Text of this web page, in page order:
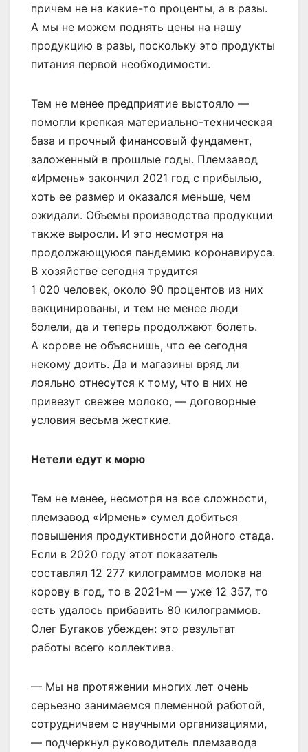
причем не на какие-то проценты, а в разы.
А мы не можем поднять цены на нашу
продукцию в разы, поскольку это продукты
питания первой необходимости.
Тем не менее предприятие выстояло —
помогли крепкая материально-техническая
база и прочный финансовый фундамент,
заложенный в прошлые годы. Племзавод
«Ирмень» закончил 2021 год с прибылью,
хоть ее размер и оказался меньше, чем
ожидали. Объемы производства продукции
также выросли. И это несмотря на
продолжающуюся пандемию коронавируса.
В хозяйстве сегодня трудится
1 020 человек, около 90 процентов из них
вакцинированы, и тем не менее люди
болели, да и теперь продолжают болеть.
А корове не объяснишь, что ее сегодня
некому доить. Да и магазины вряд ли
лояльно отнесутся к тому, что в них не
привезут свежее молоко, — договорные
условия весьма жесткие.
Нетели едут к морю
Тем не менее, несмотря на все сложности,
племзавод «Ирмень» сумел добиться
повышения продуктивности дойного стада.
Если в 2020 году этот показатель
составлял 12 277 килограммов молока на
корову в год, то в 2021-м — уже 12 357, то
есть удалось прибавить 80 килограммов.
Олег Бугаков убежден: это результат
работы всего коллектива.
— Мы на протяжении многих лет очень
серьезно занимаемся племенной работой,
сотрудничаем с научными организациями,
— подчеркнул руководитель племзавода